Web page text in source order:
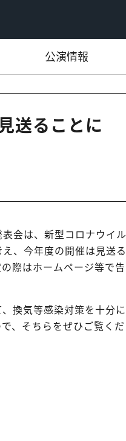
公演情報
送ることに
会は、新型コロナウイル
、今年度の開催は見送る
際はホームページ等で告
換気等感染対策を十分に
、そちらをぜひご覧くだ